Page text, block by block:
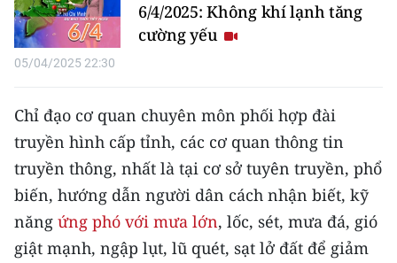
Đồng bằng sông Cửu Long
Chuyên trang Hà Nội
CHUYÊN ĐỀ
CÁC CHUYÊN TRANG
VỀ BÁO NHÂN DÂN
6/4/2025: Không khí lạnh tăng
cường yếu
05/04/2025 22:30
Chỉ đạo cơ quan chuyên môn phối hợp đài
truyền hình cấp tỉnh, các cơ quan thông tin
truyền thông, nhất là tại cơ sở tuyên truyền, phổ
biến, hướng dẫn người dân cách nhận biết, kỹ
năng ứng phó với mưa lớn, lốc, sét, mưa đá, gió
giật mạnh, ngập lụt, lũ quét, sạt lở đất để giảm